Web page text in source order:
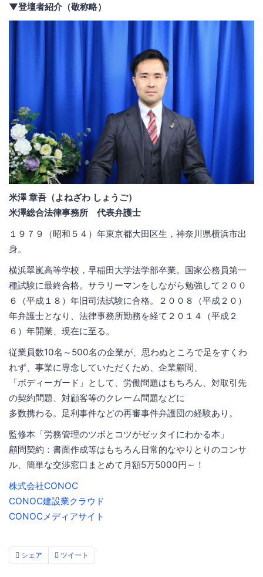
▼登壇者紹介（敬称略）
米澤 章吾（よねざわ しょうご）
米澤総合法律事務所 代表弁護士
１９７９（昭和５４）年東京都大田区生，神奈川県横浜市出
身。
横浜翠嵐高等学校，早稲田大学法学部卒業。国家公務員第一
種試験に最終合格。サラリーマンをしながら勉強して２００
６（平成１８）年旧司法試験に合格。２００８（平成２０）
年弁護士となり、法律事務所勤務を経て２０１４（平成２
６）年開業、現在に至る。
従業員数10名～500名の企業が、思わぬところで足をすくわ
れず、事業に専念していただくため、企業顧問、
「ボディーガード」として、労働問題はもちろん、対取引先
の契約問題、対顧客等のクレーム問題などに
多数携わる。足利事件などの再審事件弁護団の経験あり。
監修本「労務管理のツボとコツがゼッタイにわかる本」
顧問契約：書面作成等はもちろん日常的なやりとりのコンサ
ル、簡単な交渉窓口まとめて月額5万5000円～！
株式会社CONOC
CONOC建設業クラウド
CONOCメディアサイト
シェア ツイート